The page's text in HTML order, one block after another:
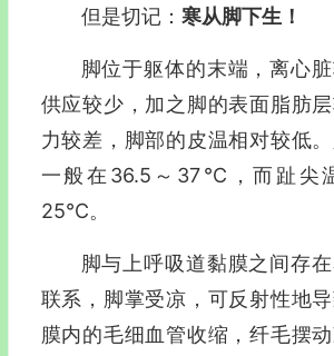
但是切记： 寒从脚下生！
脚位于躯体的末端，离心
供应较少，加之脚的表面脂肪
力较差，脚部的皮温相对较低
一般在36.5～37℃，而趾尖
25℃。
脚与上呼吸道黏膜之间存
联系，脚掌受凉，可反射性地
膜内的毛细血管收缩，纤毛摆